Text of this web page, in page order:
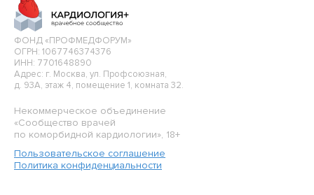
ФОНД «ПРОФМЕДФОРУМ»
ОГРН: 1067746374376
ИНН: 7701648890
Адрес: г. Москва, ул. Профсоюзная,
д. 93А, этаж 4, помещение 1, комната 32.
Некоммерческое объединение
«Сообщество врачей
по коморбидной кардиологии», 18+
Пользовательское соглашение
Политика конфиденциальности